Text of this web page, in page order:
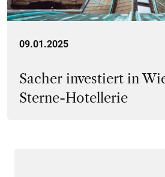
09.01.2025
Sacher investiert in
Sterne-Hotellerie